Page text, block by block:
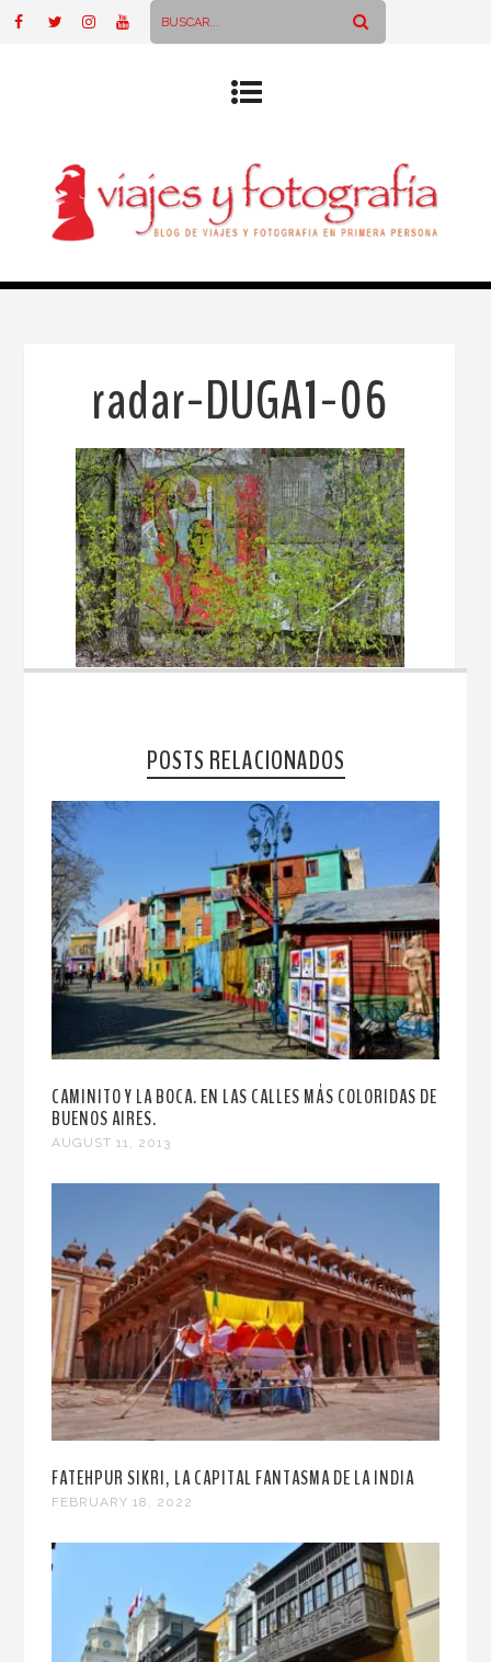
radar-DUGA1-06
POSTS RELACIONADOS
CAMINITO Y LA BOCA. EN LAS CALLES MÁS COLORIDAS DE
BUENOS AIRES.
AUGUST 11, 2013
FATEHPUR SIKRI, LA CAPITAL FANTASMA DE LA INDIA
FEBRUARY 18, 2022